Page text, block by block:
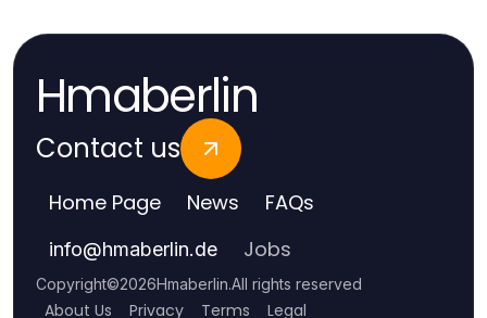
Hmaberlin
Contact us
Home Page News FAQs
info@hmaberlin.de Jobs
Copyright©2026Hmaberlin.All rights reserved
About Us Privacy Terms Legal